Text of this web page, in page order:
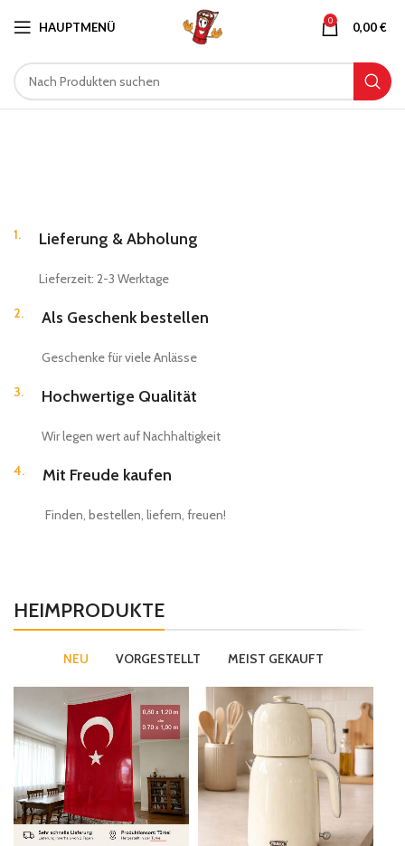
HAUPTMENÜ 0 0,00€
1. Lieferung & Abholung
Lieferzeit: 2-3 Werktage
2. Als Geschenk bestellen
Geschenke für viele Anlässe
3. Hochwertige Qualität
Wir legen wert auf Nachhaltigkeit
4. Mit Freude kaufen
Finden, bestellen, liefern, freuen!
HEIMPRODUKTE
NEU VORGESTELLT MEIST GEKAUFT